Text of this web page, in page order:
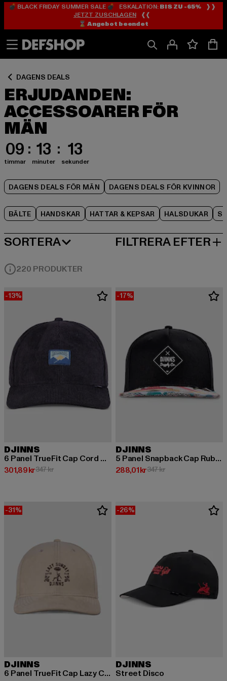
Hoppa
till
Hoppa
till
💣 BLACK FRIDAY SUMMER SALE 💣 ESKALATION:BIS ZU -65% ❱❱
JETZT ZUSCHLAGEN❰❰
⌛️ Angebot beendet
DAGENS DEALS
ERJUDANDEN:
ACCESSOARER FÖR
MÄN
09
timmar
13
minuter
13
sekunder
DAGENS DEALS FÖR MÄN DAGENS DEALS FÖR KVINNOR
BÄLTE HANDSKAR HATTAR & KEPSAR HALSDUKAR
Hoppa
till
SORTERA
MEST POPULÄRT FILTRERA EFTER
220 PRODUKTER
-13%
DJINNS
6 Panel TrueFit Cap Cord Mountains
301,89 kr
Nuvarande pris: 301,89 kr
347 krKampanjpris: 347 kr
-17%
DJINNS
5 Panel Snapback Cap Rubber Aztek
288,01 kr
Nuvarande pris: 288,01 kr
347 krKampanjpris: 347 kr
-31%
DJINNS
6 Panel TrueFit Cap Lazy Classic
-26%
DJINNS
Street Disco